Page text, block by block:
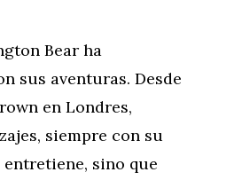
Bear ha
sus aventuras. Desde
en Londres,
siempre con su
sino que